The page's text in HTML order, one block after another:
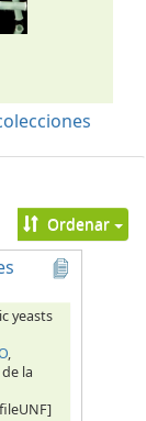
Ordenar
yeasts
,
la